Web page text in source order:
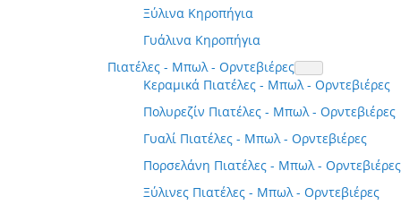
Ξύλινα Κηροπήγια
Γυάλινα Κηροπήγια
Πιατέλες - Μπωλ - Ορντεβιέρες
Κεραμικά Πιατέλες - Μπωλ - Ορντεβιέρες
Πολυρεζίν Πιατέλες - Μπωλ - Ορντεβιέρες
Γυαλί Πιατέλες - Μπωλ - Ορντεβιέρες
Πορσελάνη Πιατέλες - Μπωλ - Ορντεβιέρες
Ξύλινες Πιατέλες - Μπωλ - Ορντεβιέρες